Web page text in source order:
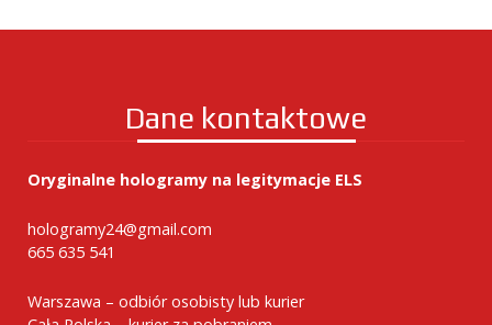
Dane kontaktowe
Oryginalne hologramy na legitymacje ELS
hologramy24@gmail.com
665 635 541
Warszawa – odbiór osobisty lub kurier